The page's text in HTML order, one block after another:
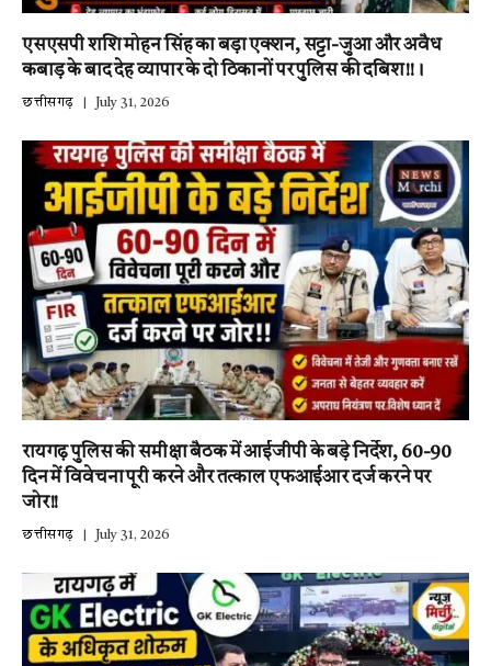
एसएसपी शशि मोहन सिंह का बड़ा एक्शन, सट्टा-जुआ और अवैध
कबाड़ के बाद देह व्यापार के दो ठिकानों पर पुलिस की दबिश!!।
छत्तीसगढ़ July 31, 2026
रायगढ़ पुलिस की समीक्षा बैठक में आईजीपी के बड़े निर्देश, 60-90
दिन में विवेचना पूरी करने और तत्काल एफआईआर दर्ज करने पर
जोर!!
छत्तीसगढ़ July 31, 2026